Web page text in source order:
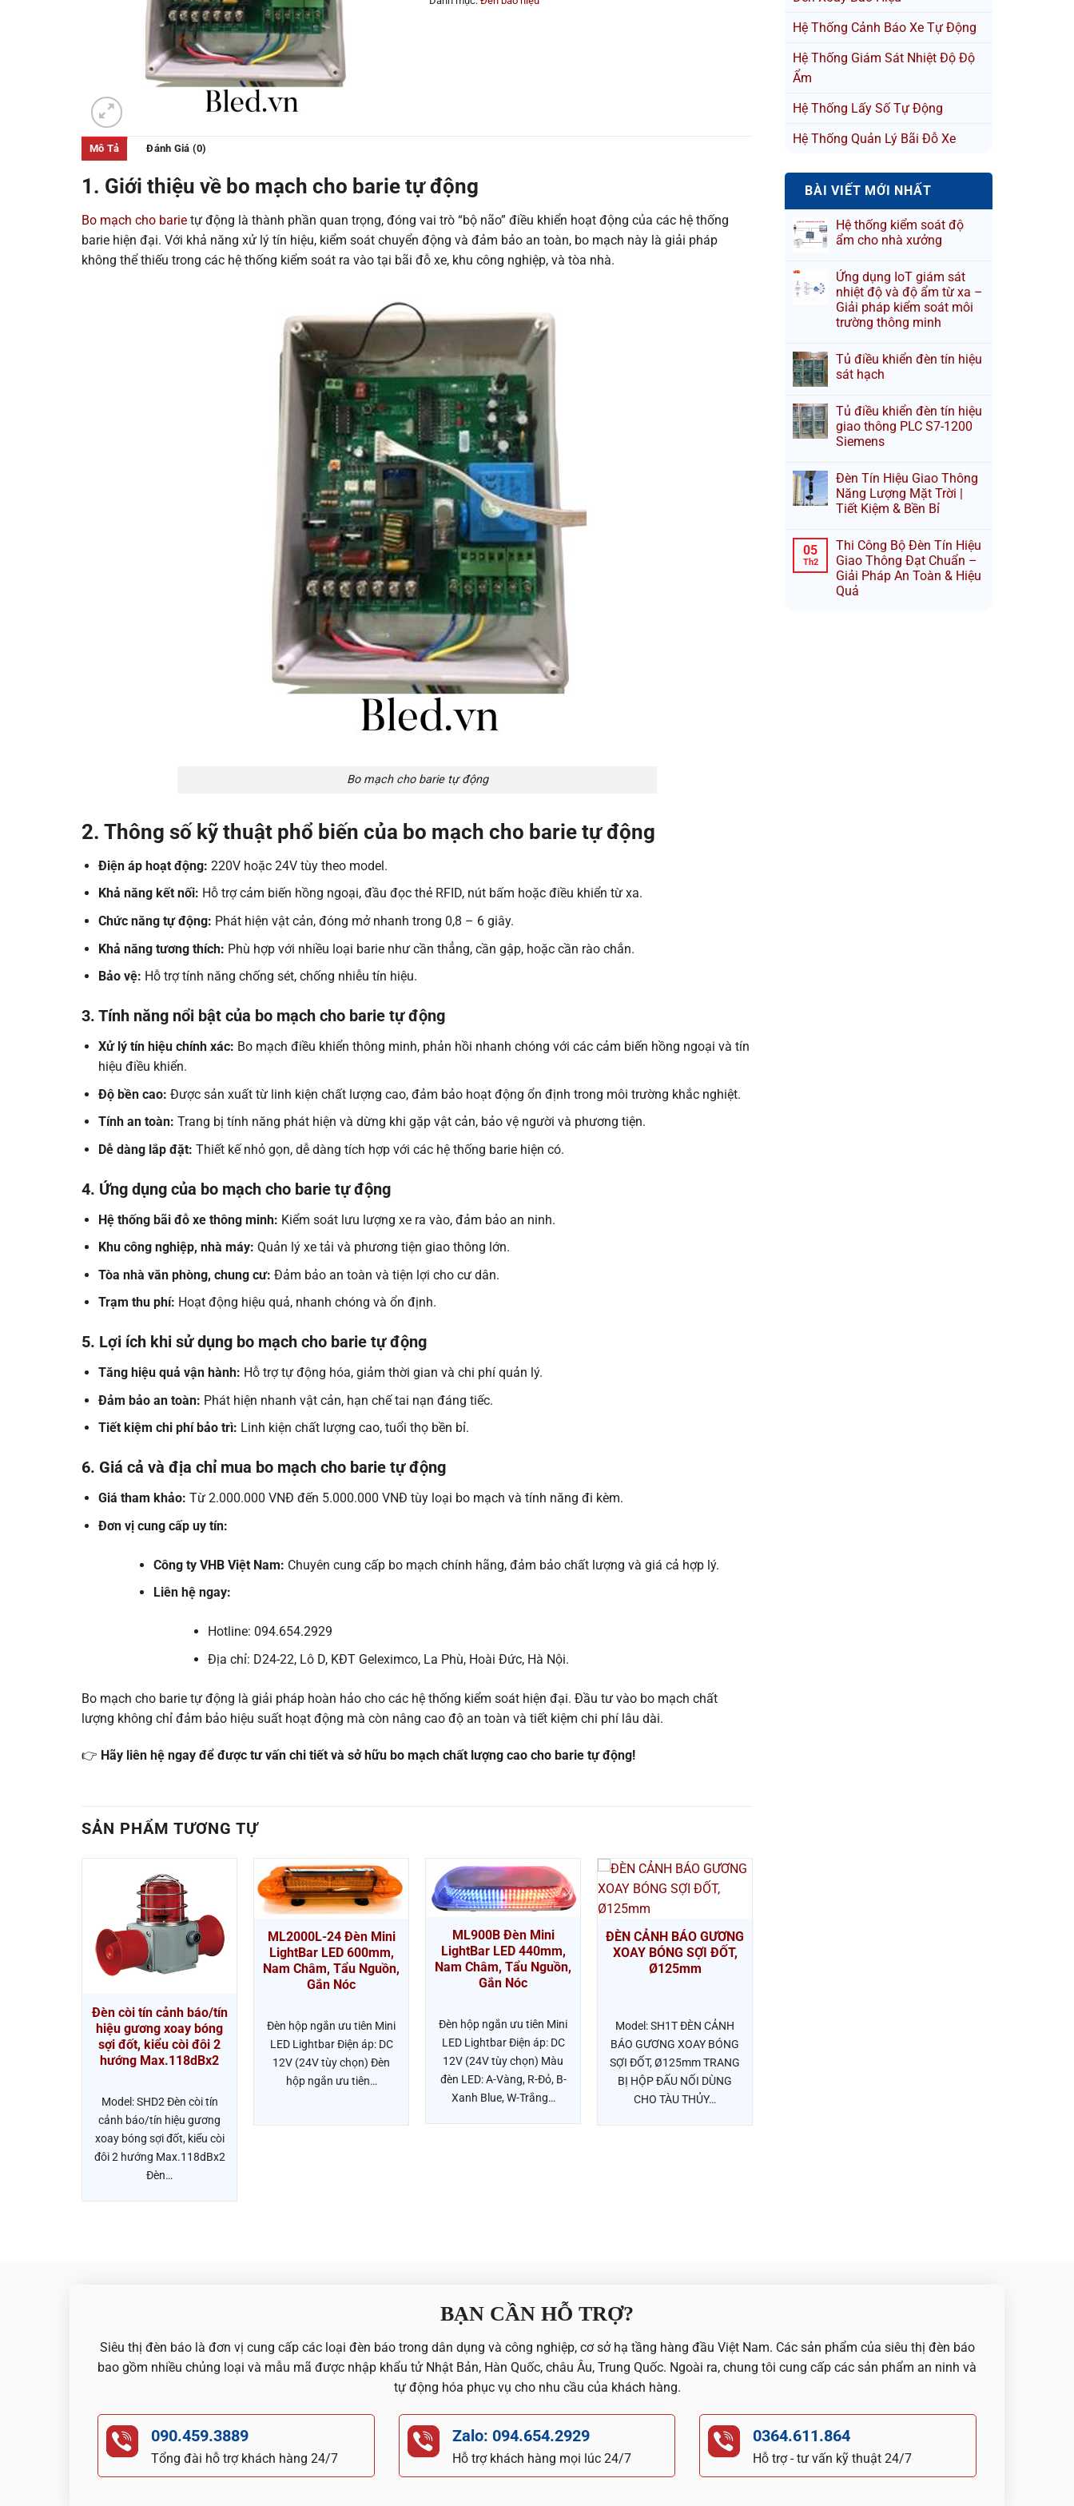
Hệ Thống Cảnh Báo Xe Tự Động
Hệ Thống Giám Sát Nhiệt Độ Độ
Ẩm
Hệ Thống Lấy Số Tự Động
Hệ Thống Quản Lý Bãi Đỗ Xe
BÀI VIẾT MỚI NHẤT
Hệ thống kiểm soát độ
ẩm cho nhà xưởng
Ứng dụng IoT giám sát
nhiệt độ và độ ẩm từ xa –
Giải pháp kiểm soát môi
trường thông minh
Tủ điều khiển đèn tín hiệu
sát hạch
Tủ điều khiển đèn tín hiệu
giao thông PLC S7-1200
Siemens
Đèn Tín Hiệu Giao Thông
Năng Lượng Mặt Trời |
Tiết Kiệm & Bền Bỉ
05
Th2
Thi Công Bộ Đèn Tín Hiệu
Giao Thông Đạt Chuẩn –
Giải Pháp An Toàn & Hiệu
Quả
Mô Tả Đánh Giá (0)
1. Giới thiệu về bo mạch cho barie tự động
Bo mạch cho barie tự động là thành phần quan trọng, đóng vai trò “bộ não” điều khiển hoạt động của các hệ thống
barie hiện đại. Với khả năng xử lý tín hiệu, kiểm soát chuyển động và đảm bảo an toàn, bo mạch này là giải pháp
không thể thiếu trong các hệ thống kiểm soát ra vào tại bãi đỗ xe, khu công nghiệp, và tòa nhà.
Bo mạch cho barie tự động
2. Thông số kỹ thuật phổ biến của bo mạch cho barie tự động
Điện áp hoạt động: 220V hoặc 24V tùy theo model.
Khả năng kết nối: Hỗ trợ cảm biến hồng ngoại, đầu đọc thẻ RFID, nút bấm hoặc điều khiển từ xa.
Chức năng tự động: Phát hiện vật cản, đóng mở nhanh trong 0,8 – 6 giây.
Khả năng tương thích: Phù hợp với nhiều loại barie như cần thẳng, cần gập, hoặc cần rào chắn.
Bảo vệ: Hỗ trợ tính năng chống sét, chống nhiễu tín hiệu.
3. Tính năng nổi bật của bo mạch cho barie tự động
Xử lý tín hiệu chính xác: Bo mạch điều khiển thông minh, phản hồi nhanh chóng với các cảm biến hồng ngoại và tín
hiệu điều khiển.
Độ bền cao: Được sản xuất từ linh kiện chất lượng cao, đảm bảo hoạt động ổn định trong môi trường khắc nghiệt.
Tính an toàn: Trang bị tính năng phát hiện và dừng khi gặp vật cản, bảo vệ người và phương tiện.
Dễ dàng lắp đặt: Thiết kế nhỏ gọn, dễ dàng tích hợp với các hệ thống barie hiện có.
4. Ứng dụng của bo mạch cho barie tự động
Hệ thống bãi đỗ xe thông minh: Kiểm soát lưu lượng xe ra vào, đảm bảo an ninh.
Khu công nghiệp, nhà máy: Quản lý xe tải và phương tiện giao thông lớn.
Tòa nhà văn phòng, chung cư: Đảm bảo an toàn và tiện lợi cho cư dân.
Trạm thu phí: Hoạt động hiệu quả, nhanh chóng và ổn định.
5. Lợi ích khi sử dụng bo mạch cho barie tự động
Tăng hiệu quả vận hành: Hỗ trợ tự động hóa, giảm thời gian và chi phí quản lý.
Đảm bảo an toàn: Phát hiện nhanh vật cản, hạn chế tai nạn đáng tiếc.
Tiết kiệm chi phí bảo trì: Linh kiện chất lượng cao, tuổi thọ bền bỉ.
6. Giá cả và địa chỉ mua bo mạch cho barie tự động
Giá tham khảo: Từ 2.000.000 VNĐ đến 5.000.000 VNĐ tùy loại bo mạch và tính năng đi kèm.
Đơn vị cung cấp uy tín:
Công ty VHB Việt Nam: Chuyên cung cấp bo mạch chính hãng, đảm bảo chất lượng và giá cả hợp lý.
Liên hệ ngay:
Hotline: 094.654.2929
Địa chỉ: D24-22, Lô D, KĐT Geleximco, La Phù, Hoài Đức, Hà Nội.
Bo mạch cho barie tự động là giải pháp hoàn hảo cho các hệ thống kiểm soát hiện đại. Đầu tư vào bo mạch chất
lượng không chỉ đảm bảo hiệu suất hoạt động mà còn nâng cao độ an toàn và tiết kiệm chi phí lâu dài.
👉 Hãy liên hệ ngay để được tư vấn chi tiết và sở hữu bo mạch chất lượng cao cho barie tự động!
SẢN PHẨM TƯƠNG TỰ
Đèn còi tín cảnh báo/tín
hiệu gương xoay bóng
sợi đốt, kiểu còi đôi 2
hướng Max.118dBx2
Model: SHD2 Đèn còi tín
cảnh báo/tín hiệu gương
xoay bóng sợi đốt, kiểu còi
đôi 2 hướng Max.118dBx2
Đèn…
ML2000L-24 Đèn Mini
LightBar LED 600mm,
Nam Châm, Tẩu Nguồn,
Gắn Nóc
Đèn hộp ngắn ưu tiên Mini
LED Lightbar Điện áp: DC
12V (24V tùy chọn) Đèn
hộp ngắn ưu tiên…
ML900B Đèn Mini
LightBar LED 440mm,
Nam Châm, Tẩu Nguồn,
Gắn Nóc
Đèn hộp ngắn ưu tiên Mini
LED Lightbar Điện áp: DC
12V (24V tùy chọn) Màu
đèn LED: A-Vàng, R-Đỏ, B-
Xanh Blue, W-Trắng…
ĐÈN CẢNH BÁO GƯƠNG
XOAY BÓNG SỢI ĐỐT,
Ø125mm
Model: SH1T ĐÈN CẢNH
BÁO GƯƠNG XOAY BÓNG
SỢI ĐỐT, Ø125mm TRANG
BỊ HỘP ĐẤU NỐI DÙNG
CHO TÀU THỦY…
BẠN CẦN HỖ TRỢ?
Siêu thị đèn báo là đơn vị cung cấp các loại đèn báo trong dân dụng và công nghiệp, cơ sở hạ tầng hàng đầu Việt Nam. Các sản phẩm của siêu thị đèn báo
bao gồm nhiều chủng loại và mẫu mã được nhập khẩu tử Nhật Bản, Hàn Quốc, châu Âu, Trung Quốc. Ngoài ra, chung tôi cung cấp các sản phẩm an ninh và
tự động hóa phục vụ cho nhu cầu của khách hàng.
090.459.3889
Tổng đài hỗ trợ khách hàng 24/7
Zalo: 094.654.2929
Hỗ trợ khách hàng mọi lúc 24/7
0364.611.864
Hỗ trợ - tư vấn kỹ thuật 24/7